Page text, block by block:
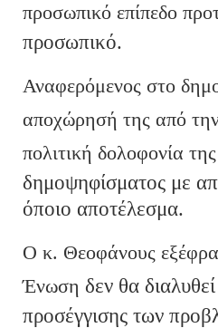
προσωπικό επίπεδο
προσωπικό.
Αναφερόμενος στο
αποχώρησή της από
πολιτική δολοφονία
δημοψηφίσματος με
όποιο αποτέλεσμα.
Ο κ. Θεοφάνους
Ένωση δεν θα
προσέγγισης των